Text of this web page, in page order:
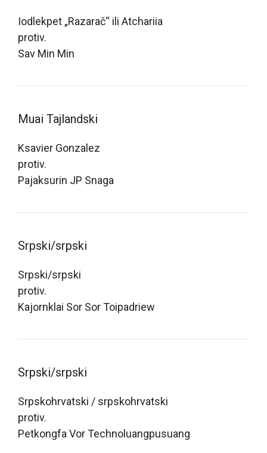
Iodlekpet „Razarač“ ili Atchariia
protiv.
Sav Min Min
Muai Tajlandski
Ksavier Gonzalez
protiv.
Pajaksurin JP Snaga
Srpski/srpski
Srpski/srpski
protiv.
Kajornklai Sor Sor Toipadriew
Srpski/srpski
Srpskohrvatski / srpskohrvatski
protiv.
Petkongfa Vor Technoluangpusuang